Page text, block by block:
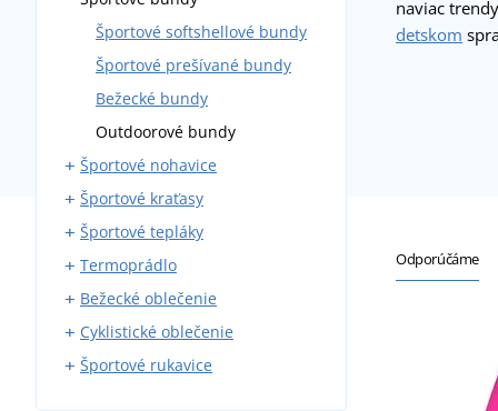
naviac
detskom
rukávom
Bežecké tričká
Fitness tričká
Cyklistické tričká
Športové topy
Outdoorové vesty
Športové softshellové bundy
Športové prešívané bundy
Bežecké bundy
Outdoorové bundy
Športové nohavice
Bežecké nohavice
Elastické nohavice
Športové softshellové
Športové kraťasy
Bežecké kraťasy
Elastické kraťasy
Cyklistické kraťasy
Športové tepláky
Bežecké tepláky
Fitness tepláky
Termoprádlo
Termoponožky
Termospodky
Termotričká
Bežecké oblečenie
Bežecké bundy
Bežecké kraťasy
Cyklistické oblečenie
Cyklistické tričká
Športové rukavice
Odporúčáme